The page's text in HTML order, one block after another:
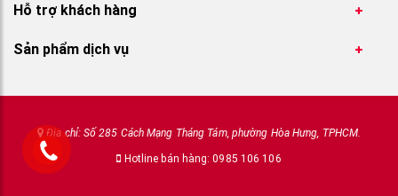
Hỗ trợ khách hàng
Sản phẩm dịch vụ
Địa chỉ: Số 285 Cách Mạng Tháng Tám, phường Hòa Hưng, TPHCM.
Hotline bán hàng: 0985 106 106